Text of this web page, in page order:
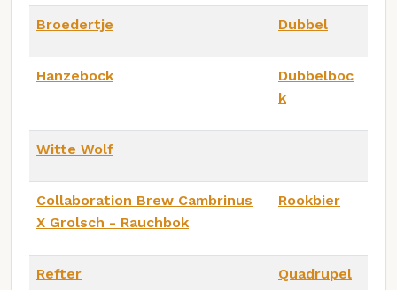
Broedertje Dubbel
Hanzebock
Dubbelboc
k
Witte Wolf
Collaboration Brew Cambrinus
X Grolsch - Rauchbok
Rookbier
Refter Quadrupel